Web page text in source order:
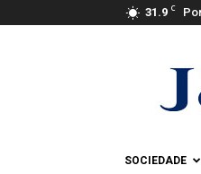
31.9 C
SOCIEDADE